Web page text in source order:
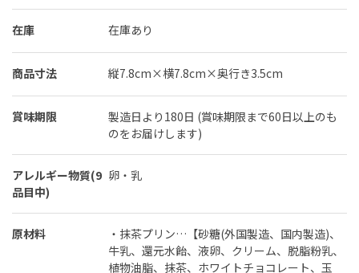
在庫 在庫あり
商品寸法 縦7.8cm×横7.8cm×奥行き3.5cm
賞味期限
製造日より180日 (賞味期限まで60日以上のも
のをお届けします)
アレルギー物質(9
品目中)
卵・乳
原材料
・抹茶プリン…【砂糖(外国製造、国内製造)、
牛乳、還元水飴、液卵、クリーム、脱脂粉乳、
植物油脂、抹茶、ホワイトチョコレート、玉